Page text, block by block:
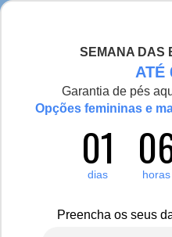
SEMANA DAS
ATÉ
Garantia de pés
Opções femininas e
01
dias horas
Preencha os seus